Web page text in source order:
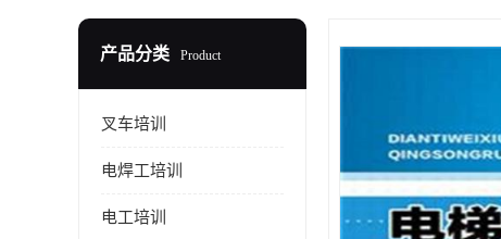
产品分类 Product
叉车培训
电焊工培训
电工培训